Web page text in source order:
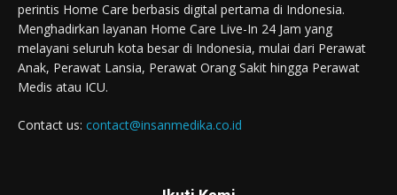
perintis Home Care berbasis digital pertama di Indonesia.
Menghadirkan layanan Home Care Live-In 24 Jam yang
melayani seluruh kota besar di Indonesia, mulai dari Perawat
Anak, Perawat Lansia, Perawat Orang Sakit hingga Perawat
Medis atau ICU.
Contact us: contact@insanmedika.co.id